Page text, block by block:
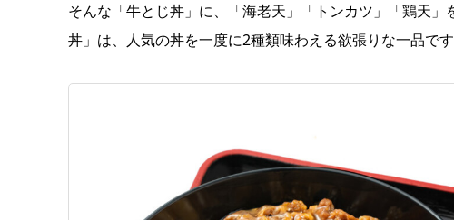
そんな「牛とじ丼」に、「海老天」「トンカツ」「鶏天
丼」は、人気の丼を一度に2種類味わえる欲張りな一品です